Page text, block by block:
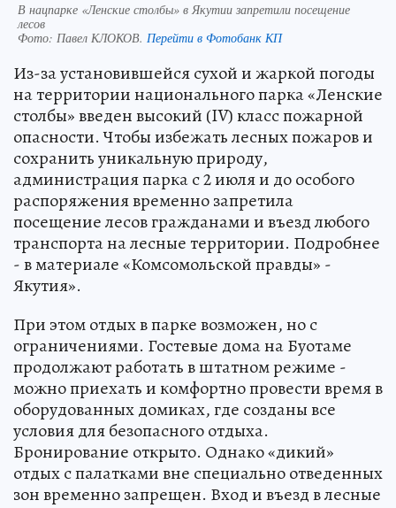
В нацпарке «Ленские столбы» в Якутии запретили посещение
лесов
Фото: Павел КЛОКОВ. Перейти в Фотобанк КП
Из-за установившейся сухой и жаркой погоды
на территории национального парка «Ленские
столбы» введен высокий (IV) класс пожарной
опасности. Чтобы избежать лесных пожаров и
сохранить уникальную природу,
администрация парка с 2 июля и до особого
распоряжения временно запретила
посещение лесов гражданами и въезд любого
транспорта на лесные территории. Подробнее
- в материале «Комсомольской правды» -
Якутия».
При этом отдых в парке возможен, но с
ограничениями. Гостевые дома на Буотаме
продолжают работать в штатном режиме -
можно приехать и комфортно провести время в
оборудованных домиках, где созданы все
условия для безопасного отдыха.
Бронирование открыто. Однако «дикий»
отдых с палатками вне специально отведенных
зон временно запрещен. Вход и въезд в лесные